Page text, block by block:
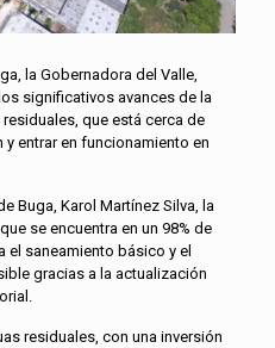
la Gobernadora del Valle,
significativos avances de la
que está cerca de
entrar en funcionamiento en
Buga, Karol Martínez Silva, la
se encuentra en un 98% de
el saneamiento básico y el
gracias a la actualización
residuales, con una inversión